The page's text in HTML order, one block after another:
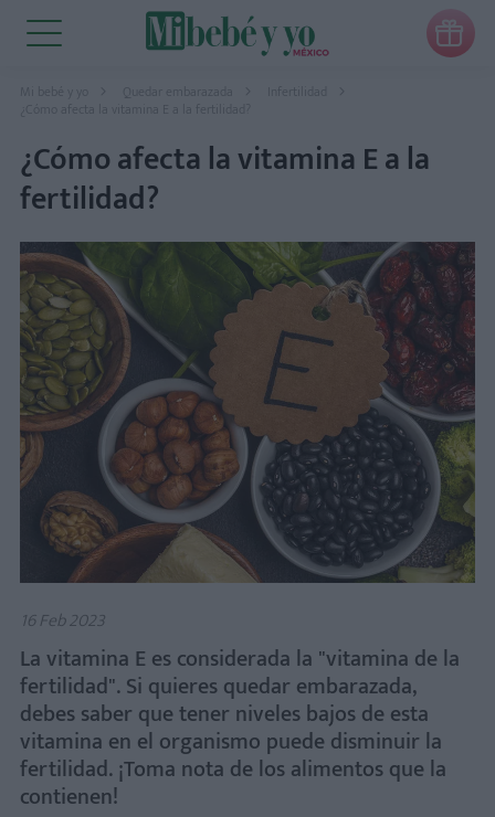

Mi bebé y yo
Infertilidad
¿Cómo afecta la vitamina E a la fertilidad?
¿Cómo afecta la vitamina E a la
fertilidad?
16 Feb 2023
La vitamina E es considerada la "vitamina de la
fertilidad". Si quieres quedar embarazada,
debes saber que tener niveles bajos de esta
vitamina en el organismo puede disminuir la
fertilidad. ¡Toma nota de los alimentos que la
contienen!